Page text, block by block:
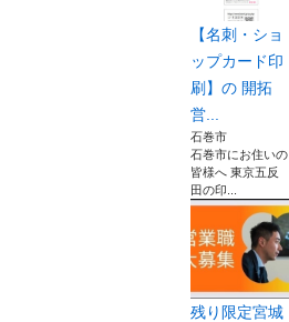
【名刺・ショ
ップカード印
刷】の 開拓
営...
石巻市
石巻市にお住いの
皆様へ 東京五反
田の印...
残り限定宮城